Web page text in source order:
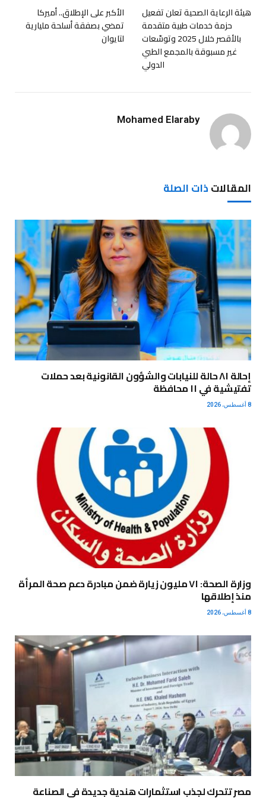
هيئة الرعاية الصحية تعلن تفعيل
حزمة خدمات طبية متقدمة
بالأقصر خلال 2025 وتوسّعات
غير مسبوقة بالمجمع الطبي
الدولي
الأكبر على الإطلاق.. أميركا
تمضي بصفقة أسلحة مليارية
لتايوان
Mohamed Elaraby
المقالاتذات الصلة
إحالة ٨١ حالة للنيابات والشؤون القانونية بعد حملات
تفتيشية في ١١ محافظة
8 أغسطس، 2026
وزارة الصحة: ٧١ مليون زيارة ضمن مبادرة دعم صحة المرأة
منذ إطلاقها
8 أغسطس، 2026
مصر تتحرك لجذب استثمارات هندية جديدة في الصناعة